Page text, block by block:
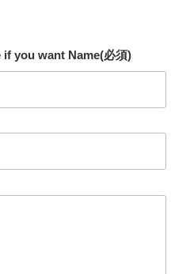
if you want Name(必須)